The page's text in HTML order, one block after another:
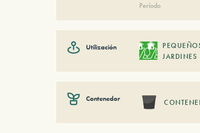
Período
Utilización
JARDINES
Contenedor